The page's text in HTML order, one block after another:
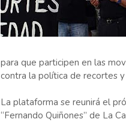
para que participen en las
contra la política de recortes y
La plataforma se reunirá el
“Fernando Quiñones” de La